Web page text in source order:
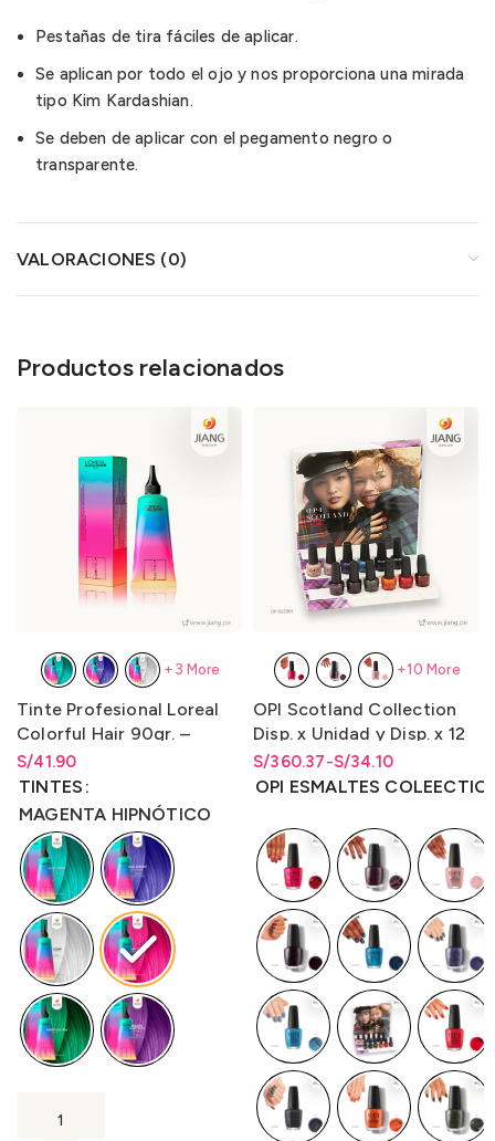
Pestañas de tira fáciles de aplicar.
Se aplican por todo el ojo y nos proporciona una mirada
tipo Kim Kardashian.
Se deben de aplicar con el pegamento negro o
transparente.
VALORACIONES (0)
Productos relacionados
Tinte Profesional Loreal
Colorful Hair 90gr. –
LO3000C1
S/41.90
Rango de precios: desde
S/41.90hasta
TINTES
MAGENTA HIPNÓTICO
+3 More
OPI Scotland Collection
Disp. x Unidad y Disp. x 12
Unidades LQR 15ml.
S/34.10
-
S/360.37
Rango de precios: desde
S/34.10 hasta S/360.37
Rango de precios: desde
S/34.10hastaS/ 360.37
OPI ESMALTES
+10 More